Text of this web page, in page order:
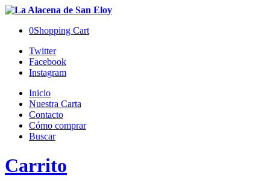
0Shopping Cart
Twitter
Facebook
Instagram
Inicio
Nuestra Carta
Contacto
Cómo comprar
Buscar
Carrito